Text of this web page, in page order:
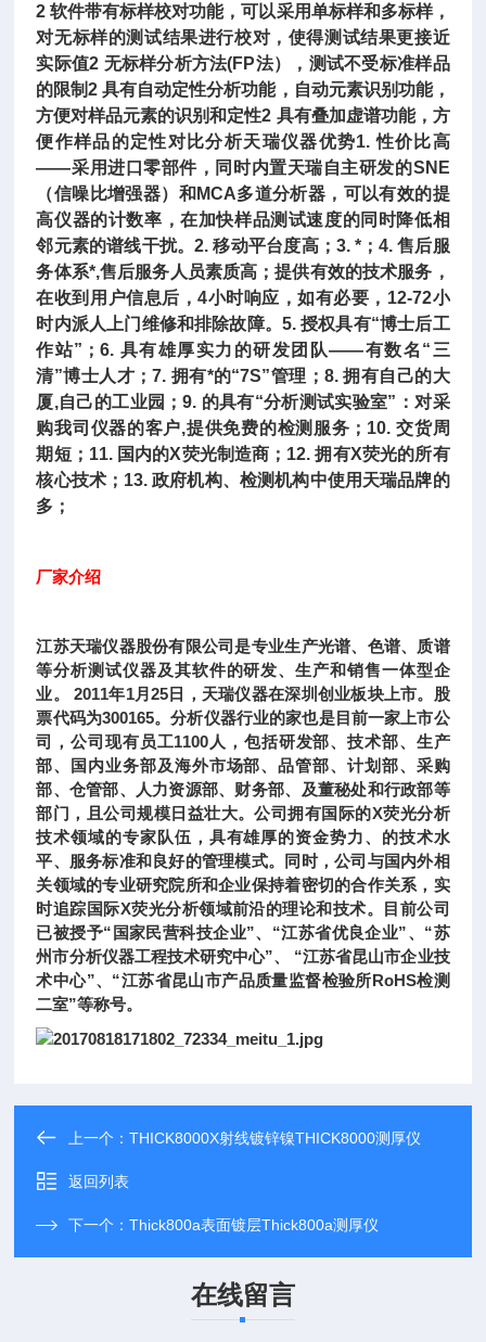
2 软件带有标样校对功能，可以采用单标样和多标样，
对无标样的测试结果进行校对，使得测试结果更接近
实际值2 无标样分析方法(FP法），测试不受标准样品
的限制2 具有自动定性分析功能，自动元素识别功能，
方便对样品元素的识别和定性2 具有叠加虚谱功能，方
便作样品的定性对比分析天瑞仪器优势1. 性价比高
——采用进口零部件，同时内置天瑞自主研发的SNE
（信噪比增强器）和MCA多道分析器，可以有效的提
高仪器的计数率，在加快样品测试速度的同时降低相
邻元素的谱线干扰。2. 移动平台度高；3. *；4. 售后服
务体系*,售后服务人员素质高；提供有效的技术服务，
在收到用户信息后，4小时响应，如有必要，12-72小
时内派人上门维修和排除故障。5. 授权具有“博士后工
作站”；6. 具有雄厚实力的研发团队——有数名“三
清”博士人才；7. 拥有*的“7S”管理；8. 拥有自己的大
厦,自己的工业园；9. 的具有“分析测试实验室”：对采
购我司仪器的客户,提供免费的检测服务；10. 交货周
期短；11. 国内的X荧光制造商；12. 拥有X荧光的所有
核心技术；13. 政府机构、检测机构中使用天瑞品牌的
多；
厂家介绍
江苏天瑞仪器股份有限公司是专业生产光谱、色谱、质谱
等分析测试仪器及其软件的研发、生产和销售一体型企
业。 2011年1月25日，天瑞仪器在深圳创业板块上市。股
票代码为300165。分析仪器行业的家也是目前一家上市公
司，公司现有员工1100人，包括研发部、技术部、生产
部、国内业务部及海外市场部、品管部、计划部、采购
部、仓管部、人力资源部、财务部、及董秘处和行政部等
部门，且公司规模日益壮大。公司拥有国际的X荧光分析
技术领域的专家队伍，具有雄厚的资金势力、的技术水
平、服务标准和良好的管理模式。同时，公司与国内外相
关领域的专业研究院所和企业保持着密切的合作关系，实
时追踪国际X荧光分析领域前沿的理论和技术。目前公司
已被授予“国家民营科技企业”、“江苏省优良企业”、“苏
州市分析仪器工程技术研究中心”、 “江苏省昆山市企业技
术中心”、“江苏省昆山市产品质量监督检验所RoHS检测
二室”等称号。
上一个：THICK8000X射线镀锌镍THICK8000测厚仪
返回列表
下一个：Thick800a表面镀层Thick800a测厚仪
在线留言